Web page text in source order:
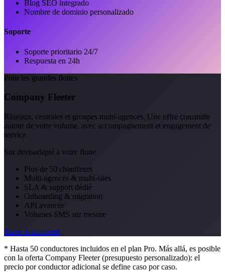
Blog SEO integrado
Nombre de dominio personalizado
Soporte
Soporte prioritario 24/7
Respuesta en 24h
Pour les grandes flottes
Company Fleeter
Réseaux, centrales et groupes multi-agences. Une offre construite
autour de votre volume, avec accompagnement et engagement de
service.
Sur devisadapté à votre flotte
Plus de 50 chauffeurs
Multi-agences & multi-sites
SLA & support dédié
Onboarding & migration
API avancée
Volumes SMS sur mesure
Parler à un expert
* Hasta 50 conductores incluidos en el plan Pro. Más allá, es posible
con la oferta Company Fleeter (presupuesto personalizado): el
precio por conductor adicional se define caso por caso.